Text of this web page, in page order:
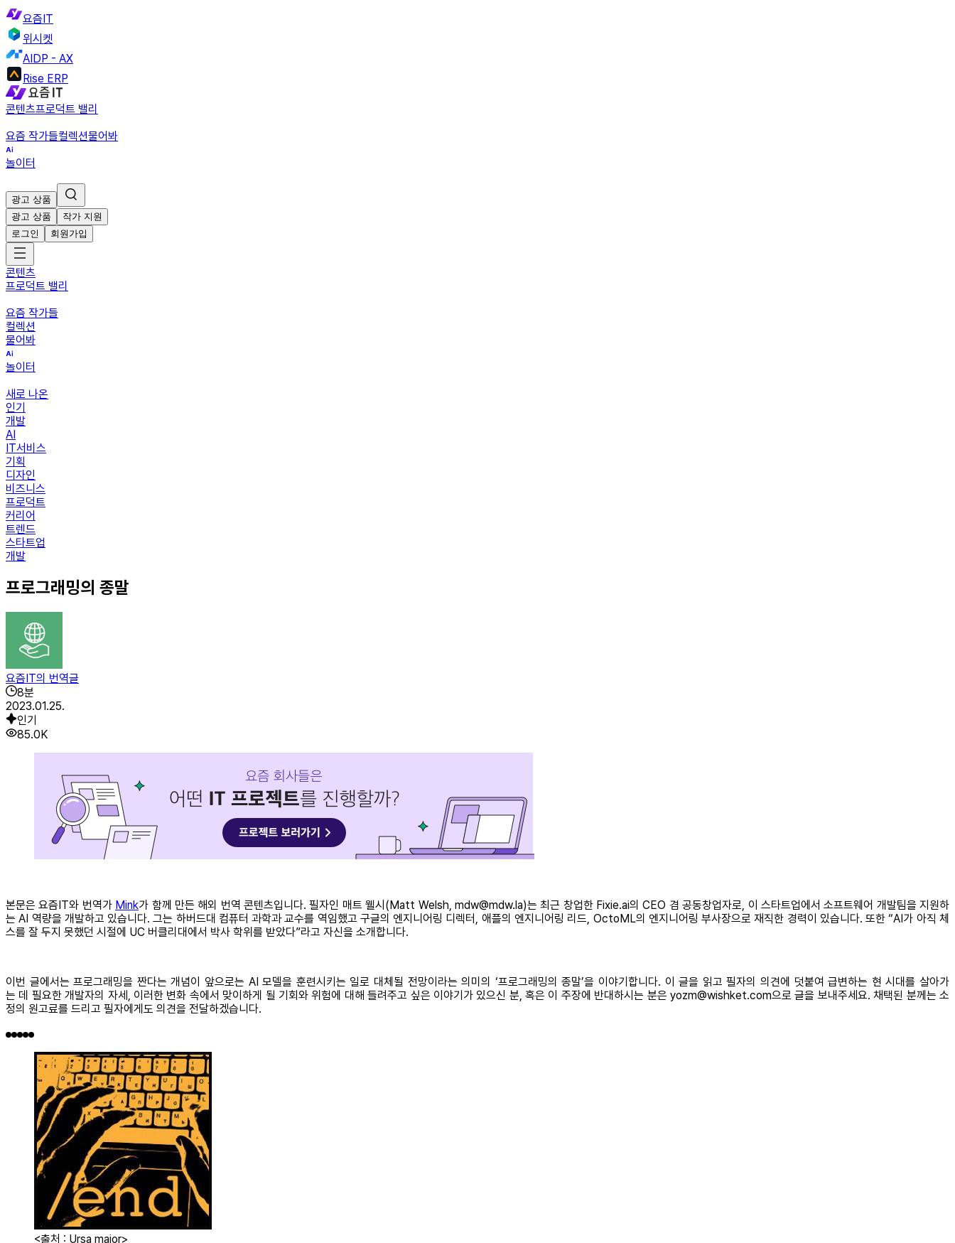
요즘IT
위시켓
AIDP - AX
Rise ERP
콘텐츠프로덕트 밸리
요즘 작가들컬렉션물어봐
놀이터
광고 상품
광고 상품
작가 지원
로그인
회원가입
콘텐츠
프로덕트 밸리
요즘 작가들
컬렉션
물어봐
놀이터
새로 나온
인기
개발
AI
IT서비스
기획
디자인
비즈니스
프로덕트
커리어
트렌드
스타트업
개발
프로그래밍의 종말
요즘IT의 번역글
8분
2023.01.25.
인기
85.0K
본문은 요즘IT와 번역가 Mink가 함께 만든 해외 번역 콘텐츠입니다. 필자인 매트 웰시(Matt Welsh, mdw@mdw.la)는 최근 창업한 Fixie.ai의 CEO 겸 공동창업자로, 이 스타트업에서 소프트웨어 개발팀을 지원하
는 AI 역량을 개발하고 있습니다. 그는 하버드대 컴퓨터 과학과 교수를 역임했고 구글의 엔지니어링 디렉터, 애플의 엔지니어링 리드, OctoML의 엔지니어링 부사장으로 재직한 경력이 있습니다. 또한 “AI가 아직 체
스를 잘 두지 못했던 시절에 UC 버클리대에서 박사 학위를 받았다”라고 자신을 소개합니다.
이번 글에서는 프로그래밍을 짠다는 개념이 앞으로는 AI 모델을 훈련시키는 일로 대체될 전망이라는 의미의 ‘프로그래밍의 종말’을 이야기합니다. 이 글을 읽고 필자의 의견에 덧붙여 급변하는 현 시대를 살아가
는 데 필요한 개발자의 자세, 이러한 변화 속에서 맞이하게 될 기회와 위험에 대해 들려주고 싶은 이야기가 있으신 분, 혹은 이 주장에 반대하시는 분은 yozm@wishket.com으로 글을 보내주세요. 채택된 분께는 소
정의 원고료를 드리고 필자에게도 의견을 전달하겠습니다.
<출처 : Ursa major>